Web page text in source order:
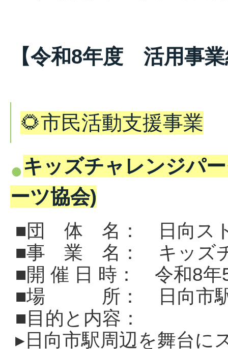
【令和8年度 活用事
🌻市民活動支援事業
キッズチャレンジパ
ーツ協会)
■団 体 名： 日向スト
■事 業 名： キッズチ
■開 催 日 時： 令和8年
■場 所： 日向市駅
■目的と内容：
▸日向市駅周辺を舞台に